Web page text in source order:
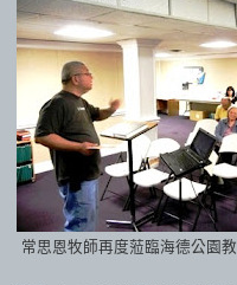
常思恩牧師再度蒞臨海德公園